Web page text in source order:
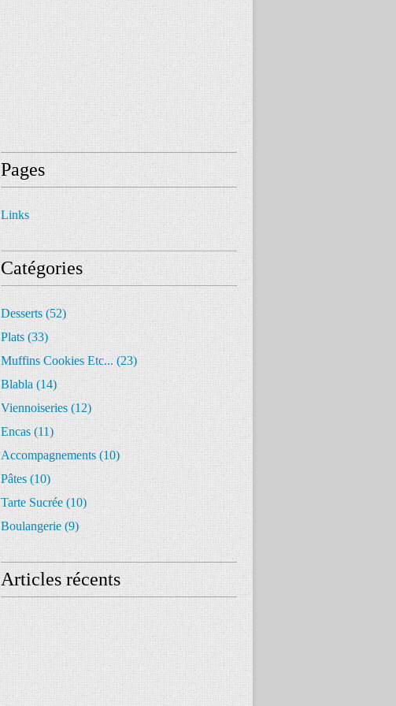
Pages
Links
Catégories
Desserts(52)
Plats(33)
Muffins Cookies Etc...(23)
Blabla(14)
Viennoiseries(12)
Encas(11)
Accompagnements(10)
Pâtes(10)
Tarte Sucrée(10)
Boulangerie(9)
Articles récents